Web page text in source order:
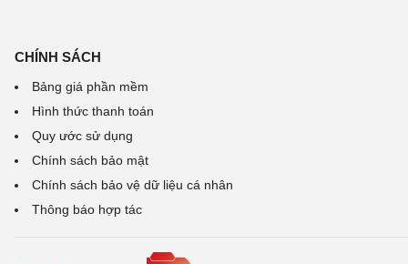
CHÍNH SÁCH
Bảng giá phần mềm
Hình thức thanh toán
Quy ước sử dụng
Chính sách bảo mật
Chính sách bảo vệ dữ liệu cá nhân
Thông báo hợp tác